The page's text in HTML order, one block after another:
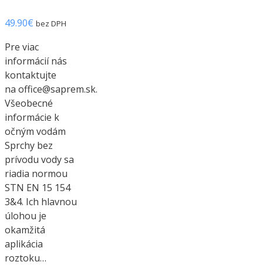
49.90€ bez DPH
Pre viac
informácií nás
kontaktujte
na office@saprem.sk.
Všeobecné
informácie k
očným vodám
Sprchy bez
prívodu vody sa
riadia normou
STN EN 15 154
3&4. Ich hlavnou
úlohou je
okamžitá
aplikácia
roztoku…